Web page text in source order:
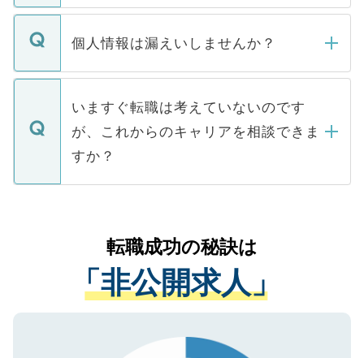
ません。
■応募殺到を避けるため 人気のある医療機
関を公にしてしまうと、応募が殺到する場
に、医療機関が求める条件に合った人材の
みを人材紹介会社に依頼するケースが増え
ています。
転職・入職を強要することは一切ありませ
ん。また、仮に応募先から内定をいただい
定を承諾する必要はありません。内定先へ
の辞退の連絡はキャリアパートナーが行い
ますので、ご安心ください。
個人情報は漏えいしませんか？
個人情報が漏えいすることはありませんの
で、ご安心ください。当サイトからの登録
などで収集したご登録者様の個人情報は、
ご本人のキャリアアップおよび転職活動の
支援を目的に使用いたします。お預かりし
ているすべての個人データはご本人の許可
は、個人情報の取り扱いについての厳密な
管理基準を満たした事業者のみに付与され
る、プライバシーマークを取得済みです。
ご登録いただいた個人情報は、SSL（デー
で、機密保持に関してもご安心ください。
いますぐ転職は考えていないのです
が、これからのキャリアを相談できま
すか？
かがいして、現在の医療機関の状況や紹介
経験をまじえながら、適切なアドバイスを
させていただきます。すぐにご転職をされ
ない方には、長期的なサポートが可能です
ので、まずはご登録ください。
転職成功の秘訣は
「非公開求人」